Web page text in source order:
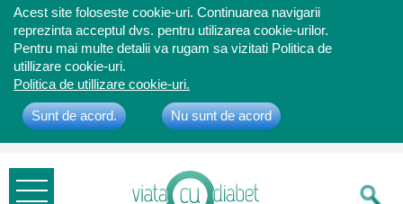
Acest site foloseste cookie-uri. Continuarea navigarii
reprezinta acceptul dvs. pentru utilizarea cookie-urilor.
Pentru mai multe detalii va rugam sa vizitati Politica de
utillizare cookie-uri.
Politica de utillizare cookie-uri.
Sunt de acord. Nu sunt de acord
Bine ati
venit